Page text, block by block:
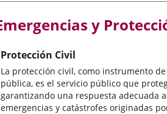
y
Protección Civil
La protección civil, como instrumento
pública, es el servicio público que
garantizando una respuesta adecuada
emergencias y catástrofes originadas